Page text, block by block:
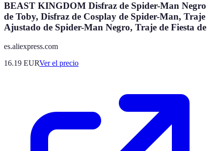
BEAST KINGDOM Disfraz de Spider-Man Negro
de Toby, Disfraz de Cosplay de Spider-Man, Traje
Ajustado de Spider-Man Negro, Traje de Fiesta de
es.aliexpress.com
16.19 EURVer el precio